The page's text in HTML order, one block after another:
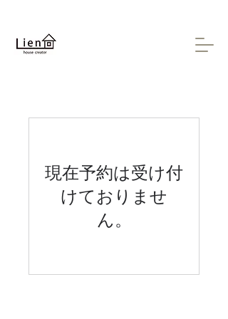
現在予約は受け付
けておりませ
ん。